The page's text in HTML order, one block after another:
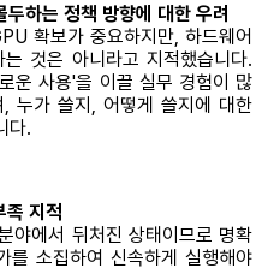
하는 정책 방향에 대한 우려
확보가 중요하지만, 하드웨어
것은 아니라고 지적했습니다.
운 사용'을 이끌 실무 경험이 많
누가 쓸지, 어떻게 쓸지에 대한
다.
족 지적
야에서 뒤처진 상태이므로 명확
를 소집하여 신속하게 실행해야